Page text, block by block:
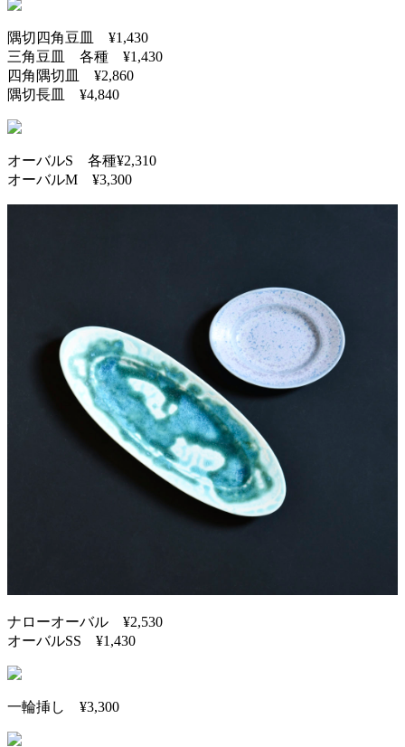
隅切四角豆皿 ¥1,430
三角豆皿 各種 ¥1,430
四角隅切皿 ¥2,860
隅切長皿 ¥4,840
オーバルS 各種¥2,310
オーバルM ¥3,300
ナローオーバル ¥2,530
オーバルSS ¥1,430
一輪挿し ¥3,300